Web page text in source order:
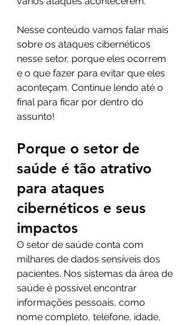
Nesse conteúdo vamos falar mais
sobre os ataques cibernéticos
nesse setor, porque eles ocorrem
e o que fazer para evitar que eles
aconteçam. Continue lendo até o
final para ficar por dentro do
assunto!
Porque o setor de
saúde é tão atrativo
para ataques
cibernéticos e seus
impactos
O setor de saúde conta com
milhares de dados sensíveis dos
pacientes. Nos sistemas da área de
saúde é possível encontrar
informações pessoais, como
nome completo, telefone, idade,